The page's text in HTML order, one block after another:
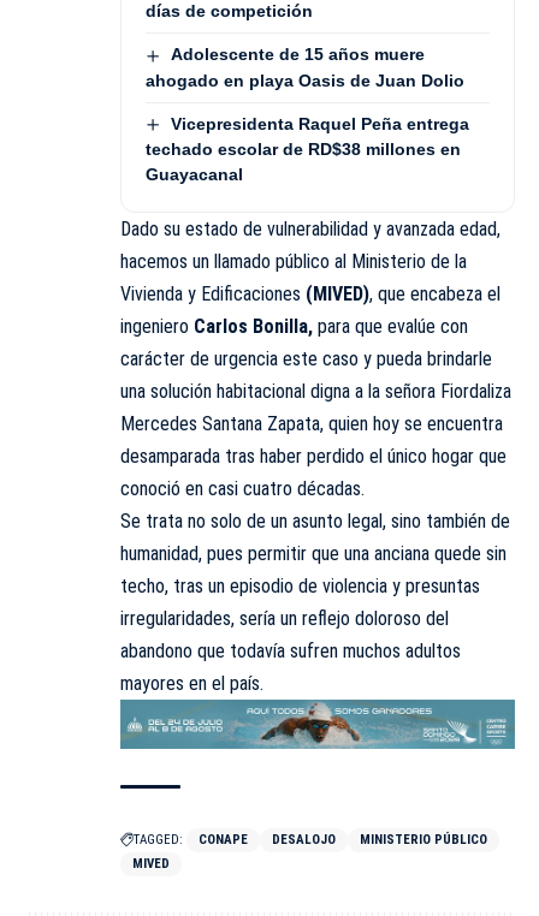
días de competición
Adolescente de 15 años muere
ahogado en playa Oasis de Juan Dolio
Vicepresidenta Raquel Peña entrega
techado escolar de RD$38 millones en
Guayacanal
Dado su estado de vulnerabilidad y avanzada edad,
hacemos un llamado público al Ministerio de la
Vivienda y Edificaciones (MIVED), que encabeza el
ingeniero Carlos Bonilla, para que evalúe con
carácter de urgencia este caso y pueda brindarle
una solución habitacional digna a la señora Fiordaliza
Mercedes Santana Zapata, quien hoy se encuentra
desamparada tras haber perdido el único hogar que
conoció en casi cuatro décadas.
Se trata no solo de un asunto legal, sino también de
humanidad, pues permitir que una anciana quede sin
techo, tras un episodio de violencia y presuntas
irregularidades, sería un reflejo doloroso del
abandono que todavía sufren muchos adultos
mayores en el país.
TAGGED: CONAPE DESALOJO
MINISTERIO PÚBLICO
MIVED